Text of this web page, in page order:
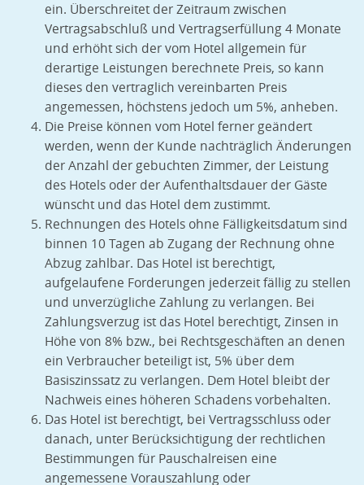
ein. Überschreitet der Zeitraum zwischen
Vertragsabschluß und Vertragserfüllung 4 Monate
und erhöht sich der vom Hotel allgemein für
derartige Leistungen berechnete Preis, so kann
dieses den vertraglich vereinbarten Preis
angemessen, höchstens jedoch um 5%, anheben.
Die Preise können vom Hotel ferner geändert
werden, wenn der Kunde nachträglich Änderungen
der Anzahl der gebuchten Zimmer, der Leistung
des Hotels oder der Aufenthaltsdauer der Gäste
wünscht und das Hotel dem zustimmt.
Rechnungen des Hotels ohne Fälligkeitsdatum sind
binnen 10 Tagen ab Zugang der Rechnung ohne
Abzug zahlbar. Das Hotel ist berechtigt,
aufgelaufene Forderungen jederzeit fällig zu stellen
und unverzügliche Zahlung zu verlangen. Bei
Zahlungsverzug ist das Hotel berechtigt, Zinsen in
Höhe von 8% bzw., bei Rechtsgeschäften an denen
ein Verbraucher beteiligt ist, 5% über dem
Basiszinssatz zu verlangen. Dem Hotel bleibt der
Nachweis eines höheren Schadens vorbehalten.
Das Hotel ist berechtigt, bei Vertragsschluss oder
danach, unter Berücksichtigung der rechtlichen
Bestimmungen für Pauschalreisen eine
angemessene Vorauszahlung oder